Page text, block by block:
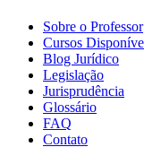
Sobre o Professor
Cursos
Blog Jurídico
Legislação
Jurisprudência
Glossário
FAQ
Contato